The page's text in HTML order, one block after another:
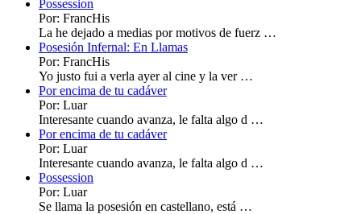
Possession
Por: FrancHis
La he dejado a medias por motivos de fuerz …
Posesión Infernal: En Llamas
Por: FrancHis
Yo justo fui a verla ayer al cine y la ver …
Por encima de tu cadáver
Por: Luar
Interesante cuando avanza, le falta algo d …
Por encima de tu cadáver
Por: Luar
Interesante cuando avanza, le falta algo d …
Possession
Por: Luar
Se llama la posesión en castellano, está …